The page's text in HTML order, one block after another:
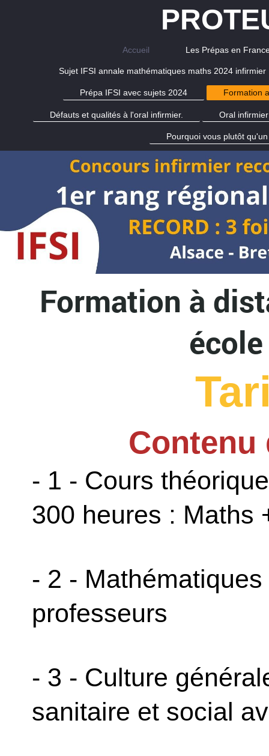
Accueil Les Prépas en
Sujet IFSI annale mathématiques maths 2024 infirmier
Prépa IFSI avec sujets 2024 Formation
Défauts et qualités à l'oral infirmier. Oral
Pourquoi vous plutôt
Formation à
Contenu
- 1 - Cours
300 heures : Maths
- 2 -
professeurs
- 3 - Culture
sanitaire et social